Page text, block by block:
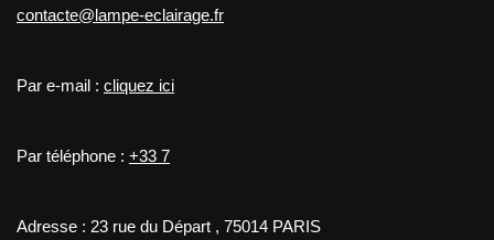
contacte@lampe-eclairage.fr
Par e-mail : cliquez ici
Par téléphone : +33 7
Adresse : 23 rue du Départ , 75014 PARIS